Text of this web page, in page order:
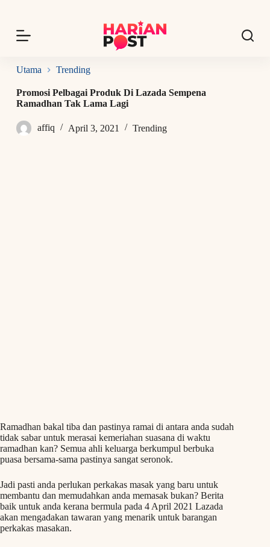
p
o
o
n
n
Utama Trending
Promosi Pelbagai Produk Di Lazada Sempena
Ramadhan Tak Lama Lagi
affiq April 3, 2021 Trending
Ramadhan bakal tiba dan pastinya ramai di antara anda sudah
tidak sabar untuk merasai kemeriahan suasana di waktu
ramadhan kan? Semua ahli keluarga berkumpul berbuka
puasa bersama-sama pastinya sangat seronok.
Jadi pasti anda perlukan perkakas masak yang baru untuk
membantu dan memudahkan anda memasak bukan? Berita
baik untuk anda kerana bermula pada 4 April 2021 Lazada
akan mengadakan tawaran yang menarik untuk barangan
perkakas masakan.